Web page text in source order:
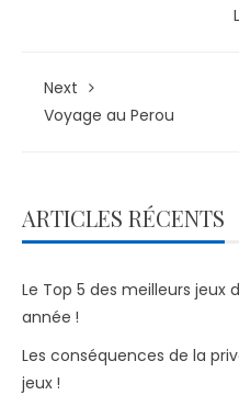
Next
Voyage au Perou
ARTICLES RÉCENTS
Le Top 5 des meilleurs jeux
année !
Les conséquences de la
jeux !